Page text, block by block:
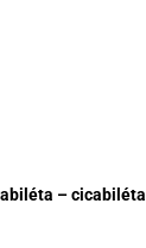
– cicabiléta